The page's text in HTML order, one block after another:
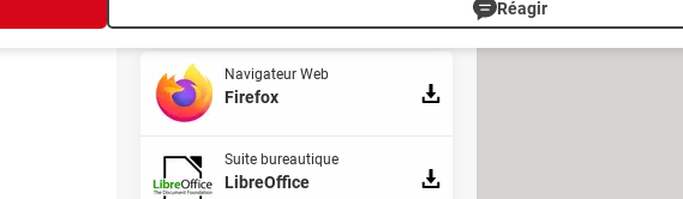
Réagir
Navigateur Web
Firefox
Suite bureautique
LibreOffice